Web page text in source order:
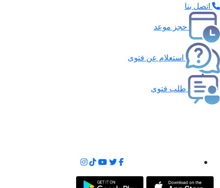
اتصل بنا
حجز موعد
استعلام عن فتوى
طلب فتوى